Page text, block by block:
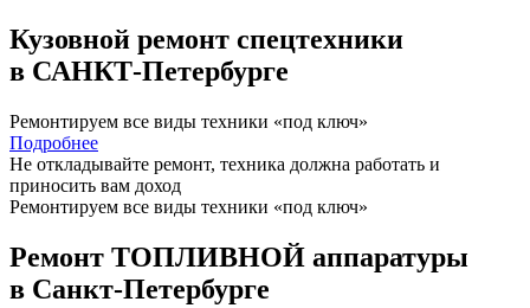
Кузовной ремонт спецтехники
в САНКТ-Петербурге
Ремонтируем все виды техники «под ключ»
Подробнее
Не откладывайте ремонт, техника должна работать и
приносить вам доход
Ремонтируем все виды техники «под ключ»
Ремонт ТОПЛИВНОЙ аппаратуры
в Санкт-Петербурге